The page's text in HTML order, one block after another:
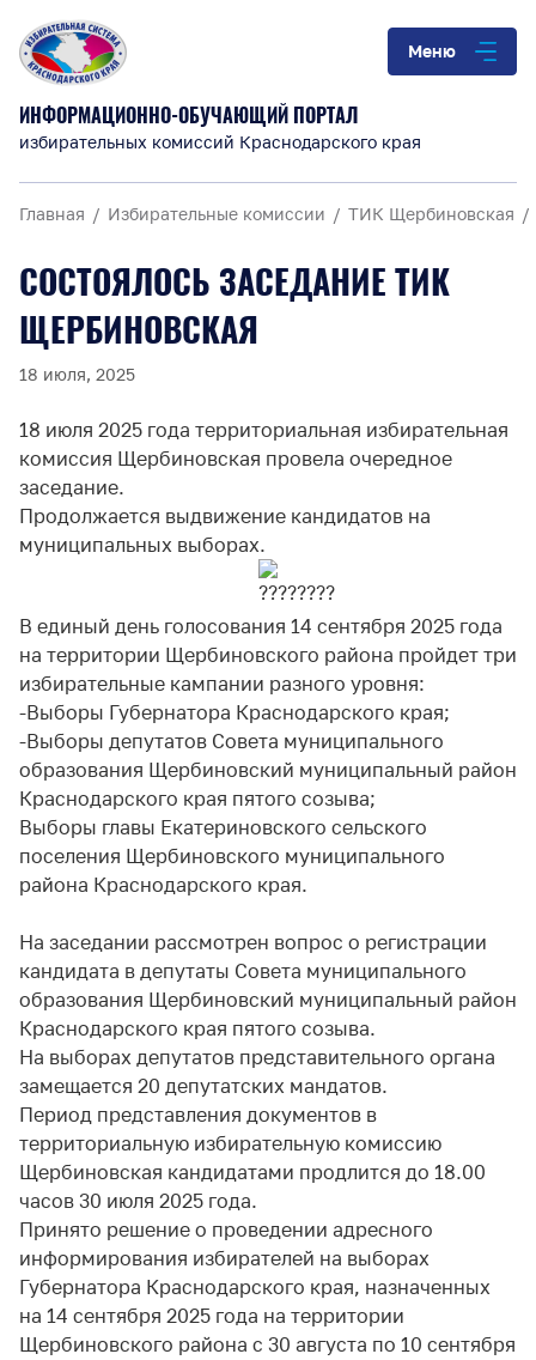
Меню
ИНФОРМАЦИОННО-ОБУЧАЮЩИЙ ПОРТАЛ
избирательных комиссий Краснодарского края
Главная Избирательные комиссии ТИК Щербиновская
СОСТОЯЛОСЬ ЗАСЕДАНИЕ ТИК
ЩЕРБИНОВСКАЯ
18 июля, 2025
18 июля 2025 года территориальная избирательная
комиссия Щербиновская провела очередное
заседание.
Продолжается выдвижение кандидатов на
муниципальных выборах.
В единый день голосования 14 сентября 2025 года
на территории Щербиновского района пройдет три
избирательные кампании разного уровня:
-Выборы Губернатора Краснодарского края;
-Выборы депутатов Совета муниципального
образования Щербиновский муниципальный район
Краснодарского края пятого созыва;
Выборы главы Екатериновского сельского
поселения Щербиновского муниципального
района Краснодарского края.
На заседании рассмотрен вопрос о регистрации
кандидата в депутаты Совета муниципального
образования Щербиновский муниципальный район
Краснодарского края пятого созыва.
На выборах депутатов представительного органа
замещается 20 депутатских мандатов.
Период представления документов в
территориальную избирательную комиссию
Щербиновская кандидатами продлится до 18.00
часов 30 июля 2025 года.
Принято решение о проведении адресного
информирования избирателей на выборах
Губернатора Краснодарского края, назначенных
на 14 сентября 2025 года на территории
Щербиновского района с 30 августа по 10 сентября